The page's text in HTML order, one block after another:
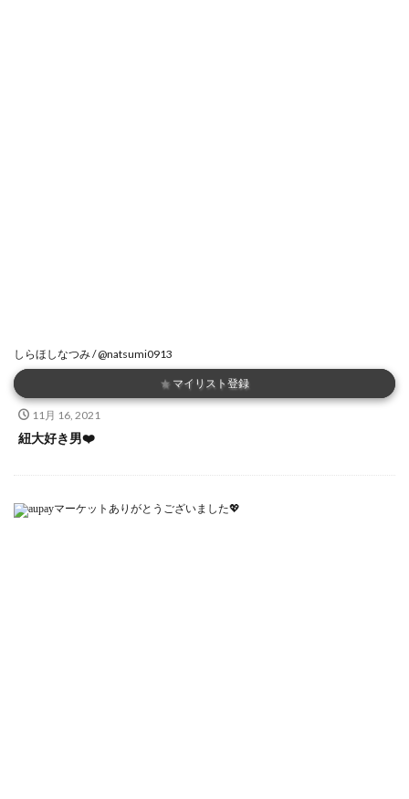
しらほしなつみ / @natsumi0913
★ マイリスト登録
11月 16, 2021
紐大好き男❤️